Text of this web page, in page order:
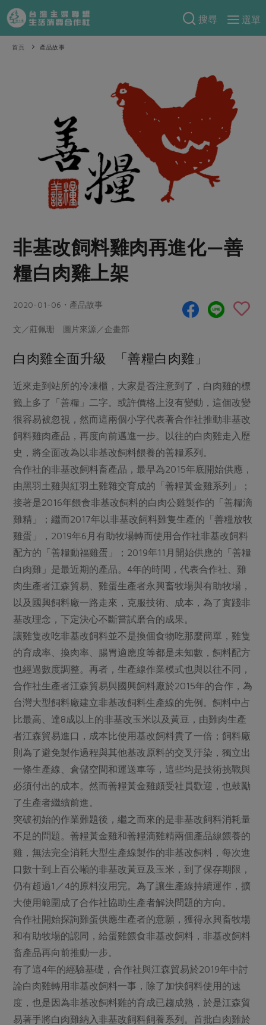
搜尋
選單
產品分類
當令水果
蕈菇類
奶蛋豆・五穀
肉品・水產
畜產肉類
調理食材・點心
保健食品
居家好物
美妝保養 個人清潔
家庭清潔 織品
日用品 圖書禮品
最新產品
優惠專區
素食專區
樂齡友善
蛋料理
醬料
湯品．鍋物
涼拌沙拉
飲品
異國料理
年菜食譜
養身食補
節慶大餐
高麗菜海鮮煎餅
把最好的台灣味帶回家！
防災用品預購圓滿結束
2026年端午節預購圓滿結束
當季產品
合作25-經典快閃最後一週
合作25-精選產品第四彈
合作25-精選產品第三彈
議題活動
主婦聯盟X樂齡網特約優惠案
30%rPET紅烏龍茶
2024農業發展計畫年度報告
更多議題活動
把最好的台灣味帶回家！
觀點文章
一籃菜真心話
社內大小事
樂齡生活 親子食育
廚房瑜伽
關注議題
減硝酸鹽
減添加物 減塑減廢
公益金 食農教育
更多議題
生活者e週報
綠主張月刊
典藏閱覽室
關於合作社
認識合作社
合作社組織
員工與求才
產品檢驗
自主把關
硝酸鹽檢驗
社員權益
社務專區
選舉專區
最新消息
媒體報導
下載專區
地區活動
社務會議 地區活動
活動報下載
重要公告
首頁 產品故事
非基改飼料雞肉再進化—善
糧白肉雞上架
2020-01-06・產品故事
文／莊佩珊 圖片來源／企畫部
白肉雞全面升級 「善糧白肉雞」
近來走到站所的冷凍櫃，大家是否注意到了，白肉雞的標
籤上多了「善糧」二字。或許價格上沒有變動，這個改變
很容易被忽視，然而這兩個小字代表著合作社推動非基改
飼料雞肉產品，再度向前邁進一步。以往的白肉雞走入歷
史，將全面改為以非基改飼料餵養的善糧系列。
合作社的非基改飼料畜產品，最早為2015年底開始供應，
由黑羽土雞與紅羽土雞雜交育成的「善糧黃金雞系列」；
接著是2016年餵食非基改飼料的白肉公雞製作的「善糧滴
雞精」；繼而2017年以非基改飼料雞隻生產的「善糧放牧
雞蛋」，2019年6月有助牧場轉而使用合作社非基改飼料
配方的「善糧動福雞蛋」；2019年11月開始供應的「善糧
白肉雞」是最近期的產品。4年的時間，代表合作社、雞
肉生產者江森貿易、雞蛋生產者永興畜牧場與有助牧場，
以及國興飼料廠一路走來，克服技術、成本，為了實踐非
基改理念，下定決心不斷嘗試磨合的成果。
讓雞隻改吃非基改飼料並不是換個食物吃那麼簡單，雞隻
的育成率、換肉率、腸胃適應度等都是未知數，飼料配方
也經過數度調整。再者，生產線作業模式也與以往不同，
合作社生產者江森貿易與國興飼料廠於2015年的合作，為
台灣大型飼料廠建立非基改飼料生產線的先例。飼料中占
比最高、達8成以上的非基改玉米以及黃豆，由雞肉生產
者江森貿易進口，成本比使用基改飼料貴了一倍；飼料廠
則為了避免製作過程與其他基改原料的交叉汙染，獨立出
一條生產線、倉儲空間和運送車等，這些均是技術挑戰與
必須付出的成本。然而善糧黃金雞頗受社員歡迎，也鼓勵
了生產者繼續前進。
突破初始的作業難題後，繼之而來的是非基改飼料消耗量
不足的問題。善糧黃金雞和善糧滴雞精兩個產品線餵養的
雞，無法完全消耗大型生產線製作的非基改飼料，每次進
口數十到上百公噸的非基改黃豆及玉米，到了保存期限，
仍有超過1／4的原料沒用完。為了讓生產線持續運作，擴
大使用範圍成了合作社協助生產者解決問題的方向。
合作社開始探詢雞蛋供應生產者的意願，獲得永興畜牧場
和有助牧場的認同，給蛋雞餵食非基改飼料，非基改飼料
畜產品再向前推動一步。
有了這4年的經驗基礎，合作社與江森貿易於2019年中討
論白肉雞轉用非基改飼料一事，除了加快飼料使用的速
度，也是因為非基改飼料雞的育成已趨成熟，於是江森貿
易著手將白肉雞納入非基改飼料飼養系列。首批白肉雞於